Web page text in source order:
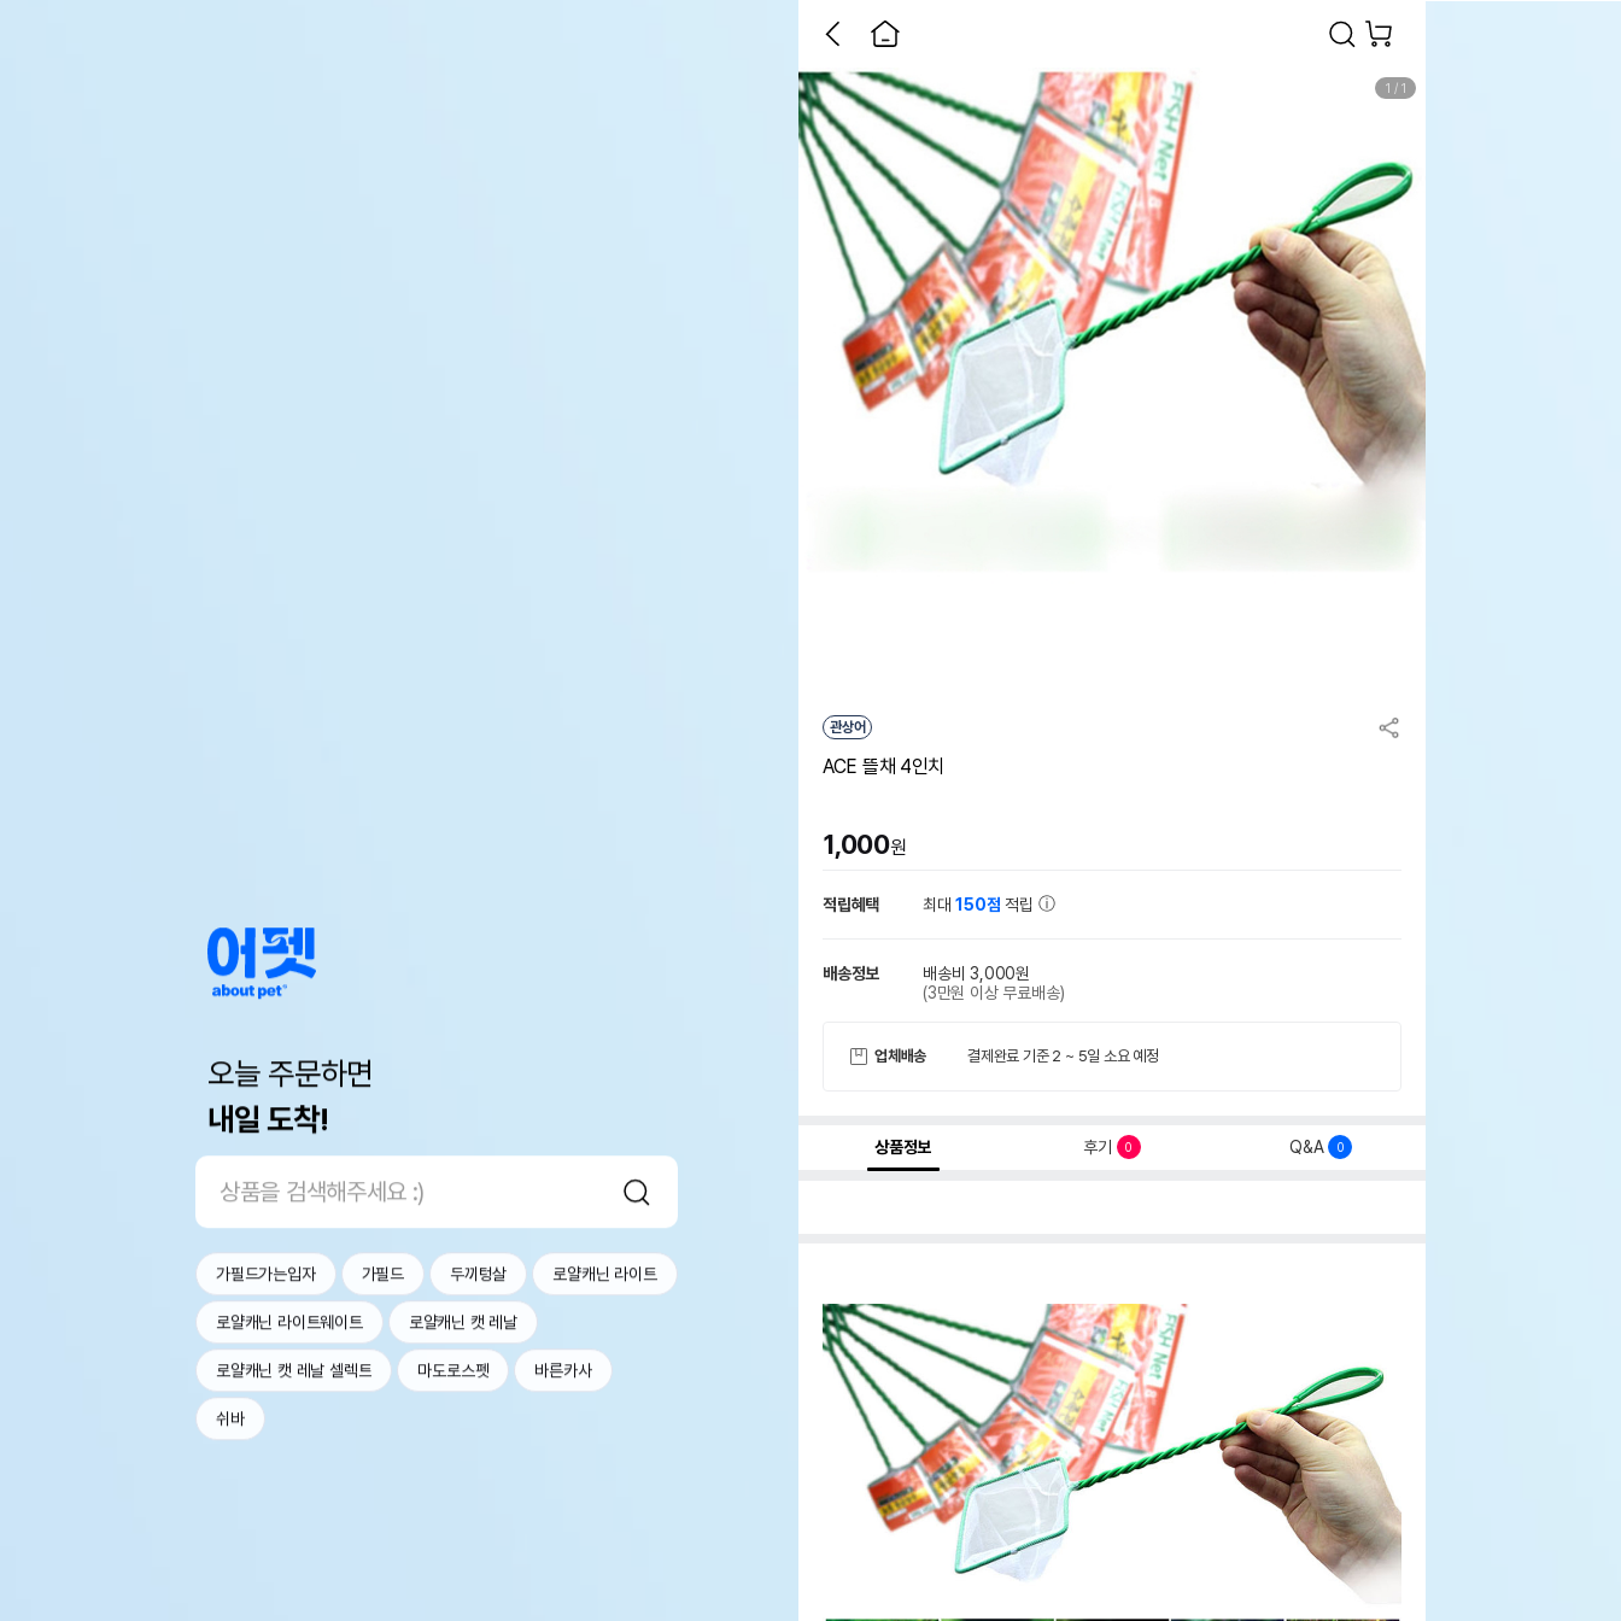
오늘 주문하면
내일 도착!
가필드가는입자 가필드 두끼텅살 로얄캐닌 라이트
로얄캐닌 라이트웨이트 로얄캐닌 캣 레날
로얄캐닌 캣 레날 셀렉트 마도로스펫 바른카사
쉬바
1 / 1
관상어
ACE 뜰채 4인치
1,000원
적립혜택 최대150점 적립
배송정보
배송비 3,000원
(3만원 이상 무료배송)
업체배송 결제완료 기준 2 ~ 5일 소요 예정
상품정보 후기 0 Q&A 0